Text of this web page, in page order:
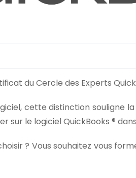
du Cercle des Experts
cette distinction souligne
le logiciel QuickBooks ®
? Vous souhaitez vous